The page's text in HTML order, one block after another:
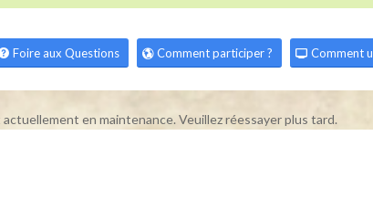
Foire aux Questions Comment participer ? Comment
en maintenance. Veuillez réessayer plus tard.